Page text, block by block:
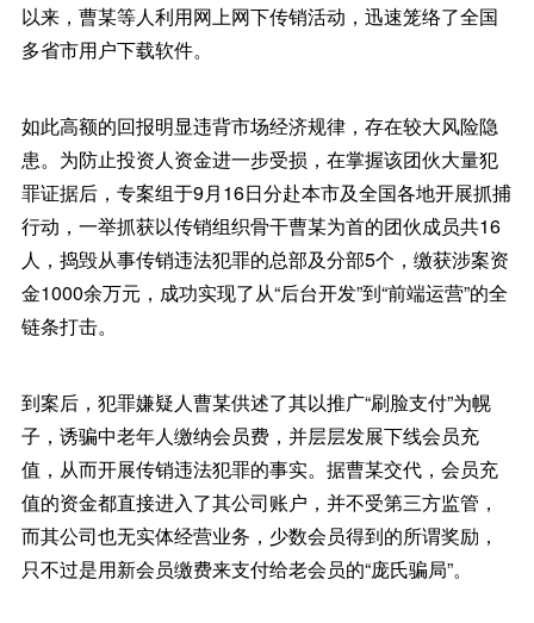
以来，曹某等人利用网上网下传销活动，迅速笼络了全国
多省市用户下载软件。
如此高额的回报明显违背市场经济规律，存在较大风险隐
患。为防止投资人资金进一步受损，在掌握该团伙大量犯
罪证据后，专案组于9月16日分赴本市及全国各地开展抓捕
行动，一举抓获以传销组织骨干曹某为首的团伙成员共16
人，捣毁从事传销违法犯罪的总部及分部5个，缴获涉案资
金1000余万元，成功实现了从“后台开发”到“前端运营”的全
链条打击。
到案后，犯罪嫌疑人曹某供述了其以推广“刷脸支付”为幌
子，诱骗中老年人缴纳会员费，并层层发展下线会员充
值，从而开展传销违法犯罪的事实。据曹某交代，会员充
值的资金都直接进入了其公司账户，并不受第三方监管，
而其公司也无实体经营业务，少数会员得到的所谓奖励，
只不过是用新会员缴费来支付给老会员的“庞氏骗局”。